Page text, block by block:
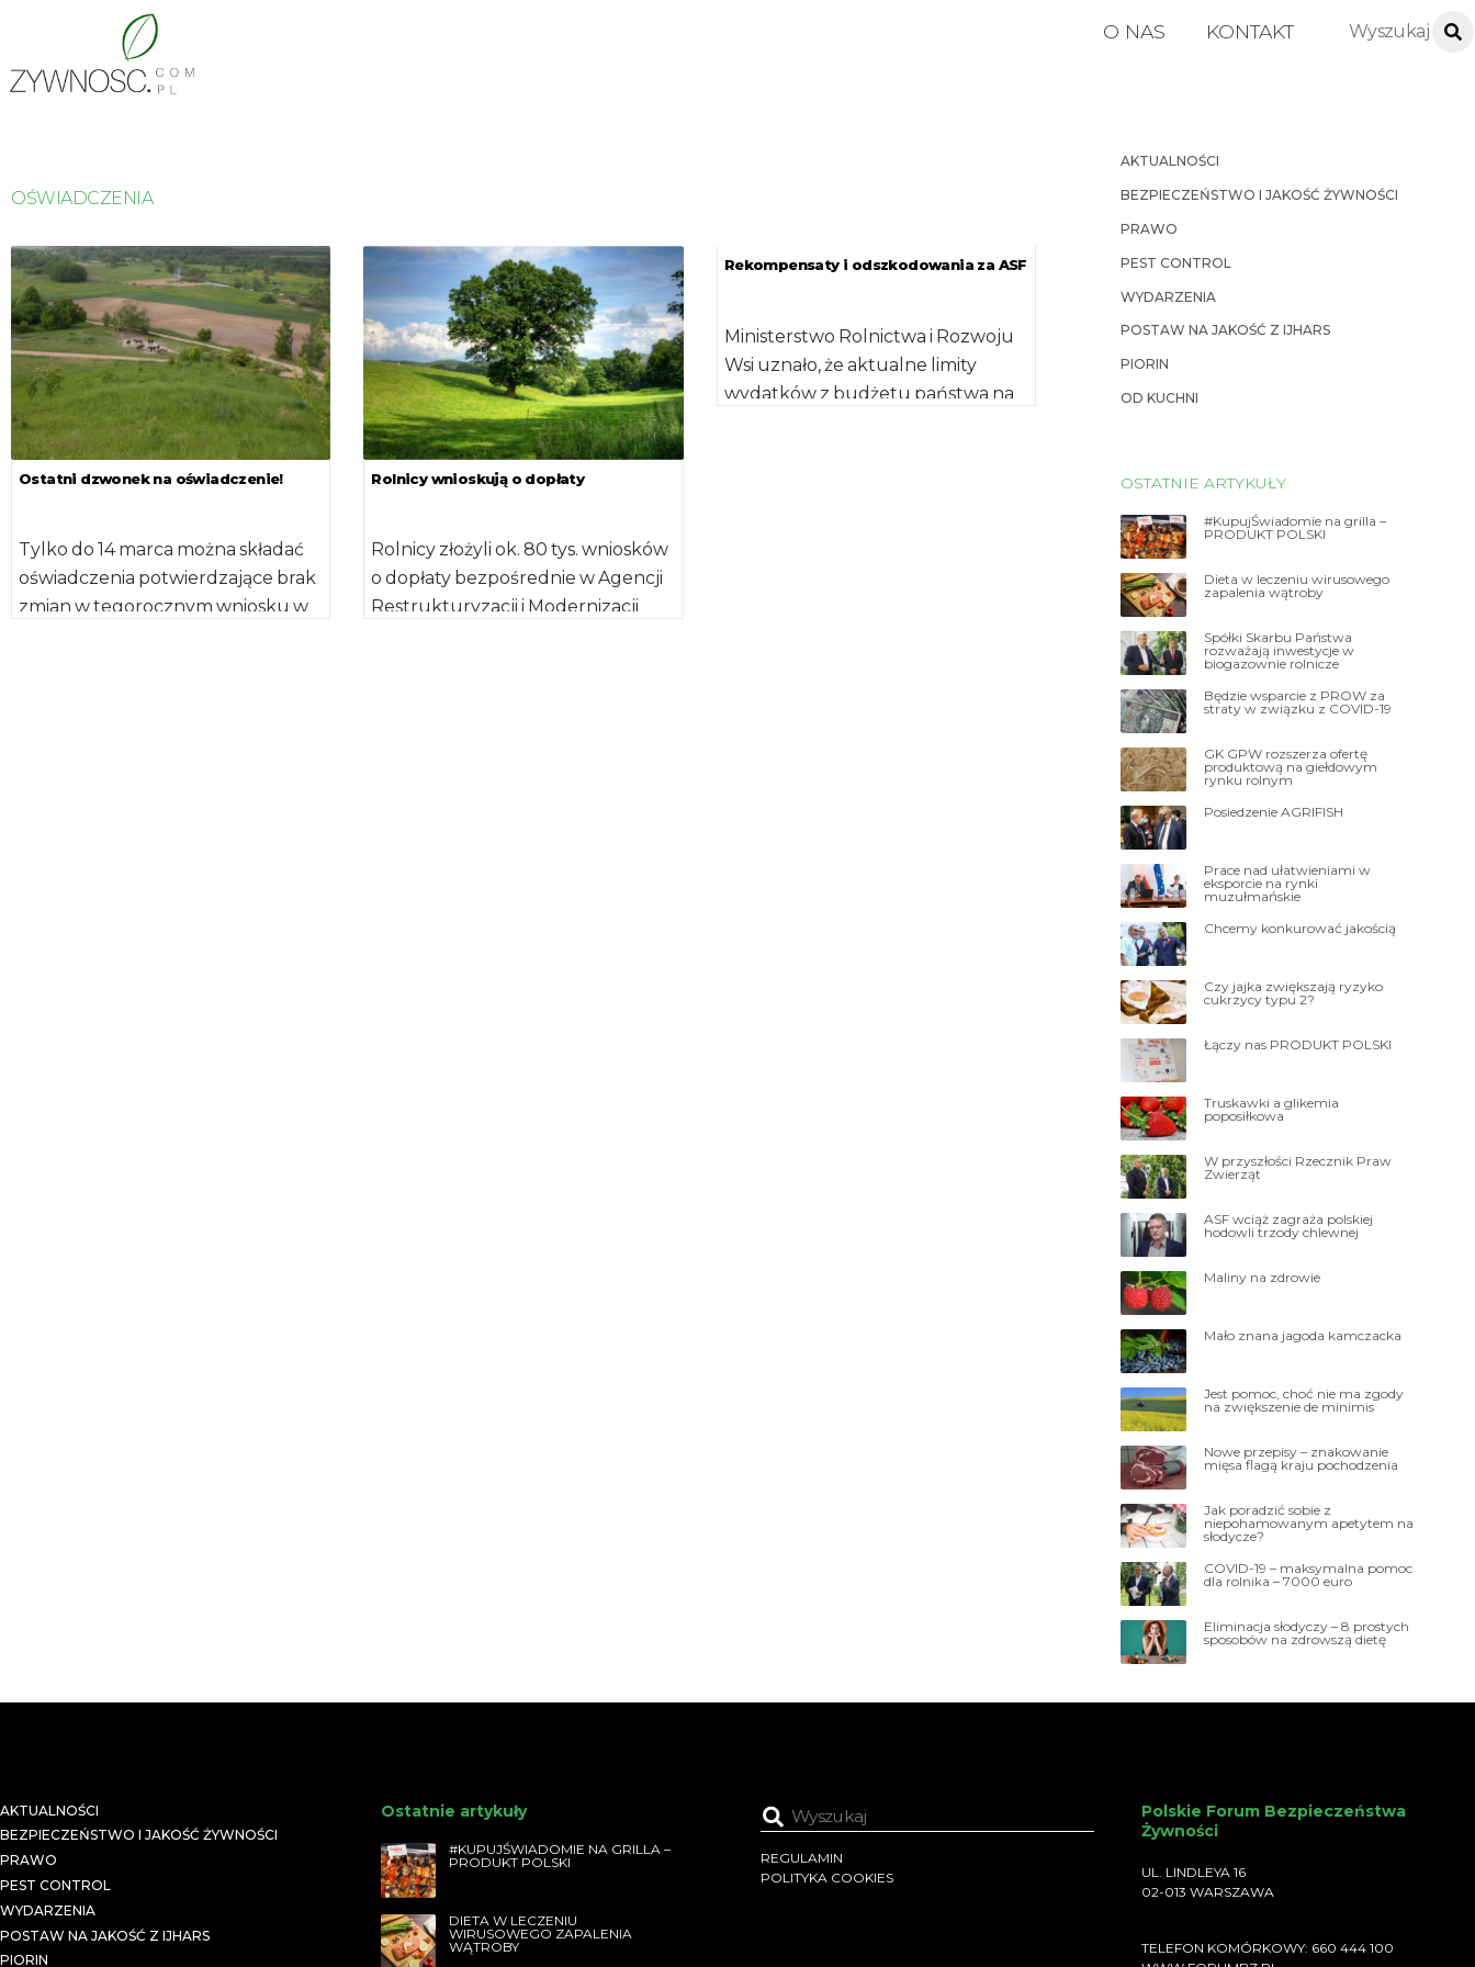
O NAS KONTAKT
OŚWIADCZENIA
Ostatni dzwonek na oświadczenie!
Tylko do 14 marca można składać
oświadczenia potwierdzające brak
zmian w tegorocznym wniosku w
Rolnicy wnioskują o dopłaty
Rolnicy złożyli ok. 80 tys. wniosków
o dopłaty bezpośrednie w Agencji
Restrukturyzacji i Modernizacji
Rekompensaty i odszkodowania za ASF
Ministerstwo Rolnictwa i Rozwoju
Wsi uznało, że aktualne limity
wydatków z budżetu państwa na
AKTUALNOŚCI
BEZPIECZEŃSTWO I JAKOŚĆ ŻYWNOŚCI
PRAWO
PEST CONTROL
WYDARZENIA
POSTAW NA JAKOŚĆ Z IJHARS
PIORIN
OD KUCHNI
OSTATNIE ARTYKUŁY
#KupujŚwiadomie na grilla –
PRODUKT POLSKI
Dieta w leczeniu wirusowego
zapalenia wątroby
Spółki Skarbu Państwa
rozważają inwestycje w
biogazownie rolnicze
Będzie wsparcie z PROW za
straty w związku z COVID-19
GK GPW rozszerza ofertę
produktową na giełdowym
rynku rolnym
Posiedzenie AGRIFISH
Prace nad ułatwieniami w
eksporcie na rynki
muzułmańskie
Chcemy konkurować jakością
Czy jajka zwiększają ryzyko
cukrzycy typu 2?
Łączy nas PRODUKT POLSKI
Truskawki a glikemia
poposiłkowa
W przyszłości Rzecznik Praw
Zwierząt
ASF wciąż zagraża polskiej
hodowli trzody chlewnej
Maliny na zdrowie
Mało znana jagoda kamczacka
Jest pomoc, choć nie ma zgody
na zwiększenie de minimis
Nowe przepisy – znakowanie
mięsa flagą kraju pochodzenia
Jak poradzić sobie z
niepohamowanym apetytem na
słodycze?
COVID-19 – maksymalna pomoc
dla rolnika – 7000 euro
Eliminacja słodyczy – 8 prostych
sposobów na zdrowszą dietę
AKTUALNOŚCI
BEZPIECZEŃSTWO I JAKOŚĆ ŻYWNOŚCI
PRAWO
PEST CONTROL
WYDARZENIA
POSTAW NA JAKOŚĆ Z IJHARS
PIORIN
Ostatnie artykuły
#KUPUJŚWIADOMIE NA GRILLA –
PRODUKT POLSKI
DIETA W LECZENIU
WIRUSOWEGO ZAPALENIA
WĄTROBY
REGULAMIN
POLITYKA COOKIES
Polskie Forum Bezpieczeństwa
Żywności
UL. LINDLEYA 16
02-013 WARSZAWA
TELEFON KOMÓRKOWY: 660 444 100